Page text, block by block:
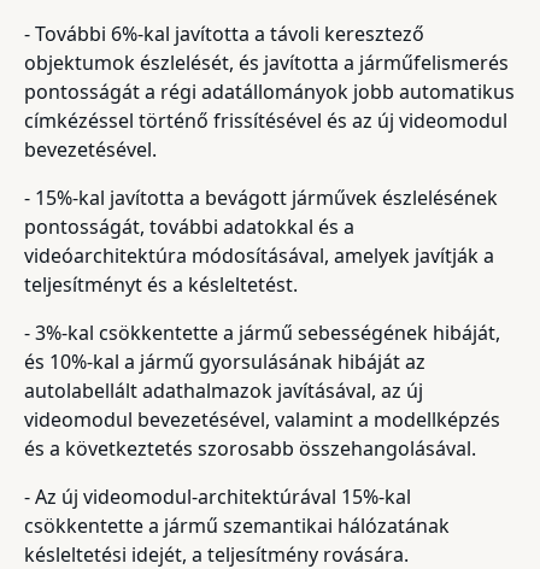
- További 6%-kal javította a távoli keresztező
objektumok észlelését, és javította a járműfelismerés
pontosságát a régi adatállományok jobb automatikus
címkézéssel történő frissítésével és az új videomodul
bevezetésével.
- 15%-kal javította a bevágott járművek észlelésének
pontosságát, további adatokkal és a
videóarchitektúra módosításával, amelyek javítják a
teljesítményt és a késleltetést.
- 3%-kal csökkentette a jármű sebességének hibáját,
és 10%-kal a jármű gyorsulásának hibáját az
autolabellált adathalmazok javításával, az új
videomodul bevezetésével, valamint a modellképzés
és a következtetés szorosabb összehangolásával.
- Az új videomodul-architektúrával 15%-kal
csökkentette a jármű szemantikai hálózatának
késleltetési idejét, a teljesítmény rovására.